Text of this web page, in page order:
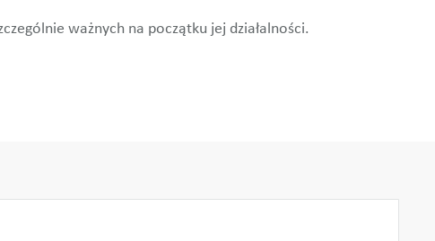
ważnych na początku jej działalności.